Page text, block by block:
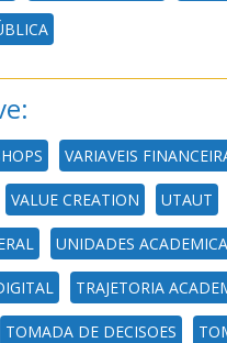
VARIAVEIS
VALUE CREATION UTAUT
UNIDADES
TRAJETORIA
TOMADA DE DECISOES